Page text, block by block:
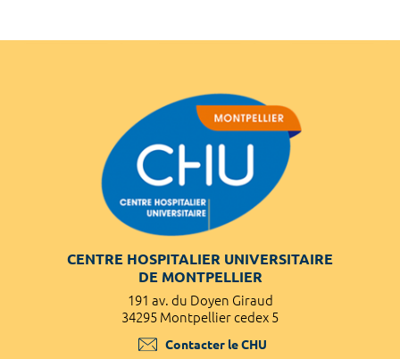
CENTRE HOSPITALIER UNIVERSITAIRE
DE MONTPELLIER
191 av. du Doyen Giraud
34295 Montpellier cedex 5
Contacter le CHU